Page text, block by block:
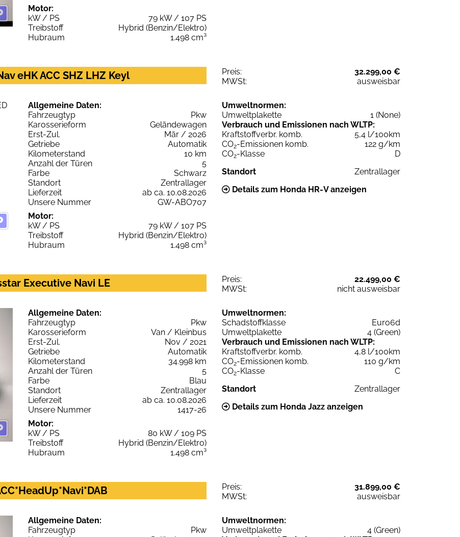
Motor:
kW / PS
79 kW / 107 PS
Treibstoff
Hybrid (Benzin/Elektro)
Hubraum
1.498 cm³
eHK ACC SHZ LHZ Keyl Preis:
32.299,00 €
MWSt:
ausweisbar
Allgemeine Daten:
Fahrzeugtyp
Pkw
Karosserieform
Geländewagen
Erst-Zul.
Mär / 2026
Getriebe
Automatik
Kilometerstand
10 km
Anzahl der Türen
5
Farbe
Schwarz
Standort
Zentrallager
Lieferzeit
ab ca. 10.08.2026
Unsere Nummer
GW-ABO707
Motor:
kW / PS
79 kW / 107 PS
Treibstoff
Hybrid (Benzin/Elektro)
Hubraum
1.498 cm³
Umweltnormen:
Umweltplakette
1 (None)
Verbrauch und Emissionen nach WLTP:
Kraftstoffverbr. komb.
5,4 l/100km
CO2-Emissionen komb.
122 g/km
CO2-Klasse
D
Standort
Zentrallager
Details zum Honda HR-V anzeigen
Executive Navi LE Preis:
22.499,00 €
MWSt:
nicht ausweisbar
Allgemeine Daten:
Fahrzeugtyp
Pkw
Karosserieform
Van / Kleinbus
Erst-Zul.
Nov / 2021
Getriebe
Automatik
Kilometerstand
34.998 km
Anzahl der Türen
5
Farbe
Blau
Standort
Zentrallager
Lieferzeit
ab ca. 10.08.2026
Unsere Nummer
1417-26
Motor:
kW / PS
80 kW / 109 PS
Treibstoff
Hybrid (Benzin/Elektro)
Hubraum
1.498 cm³
Umweltnormen:
Schadstoffklasse
Euro6d
Umweltplakette
4 (Green)
Verbrauch und Emissionen nach WLTP:
Kraftstoffverbr. komb.
4,8 l/100km
CO2-Emissionen komb.
110 g/km
CO2-Klasse
C
Standort
Zentrallager
Details zum Honda Jazz anzeigen
Preis:
31.899,00 €
MWSt:
ausweisbar
Allgemeine Daten:
Fahrzeugtyp
Pkw
Umweltnormen:
Umweltplakette
4 (Green)